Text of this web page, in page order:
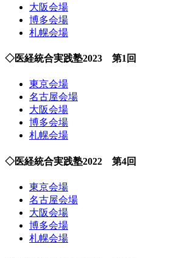
大阪会場
博多会場
札幌会場
◇医経統合実践塾2023 第1回
東京会場
名古屋会場
大阪会場
博多会場
札幌会場
◇医経統合実践塾2022 第4回
東京会場
名古屋会場
大阪会場
博多会場
札幌会場